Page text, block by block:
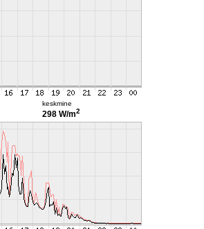
keskmine
298 W/m2